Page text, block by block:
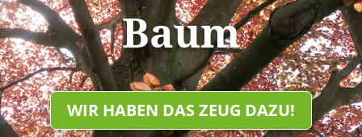
Baum
WIR HABEN DAS ZEUG DAZU!